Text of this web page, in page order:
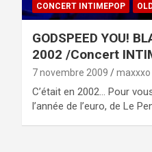
CONCERT INTIMEPOP
GODSPEED YOU!
2002 /Concert
7 novembre 2009 maxxxo
C’était en 2002… Pour
l’année de l’euro, de Le